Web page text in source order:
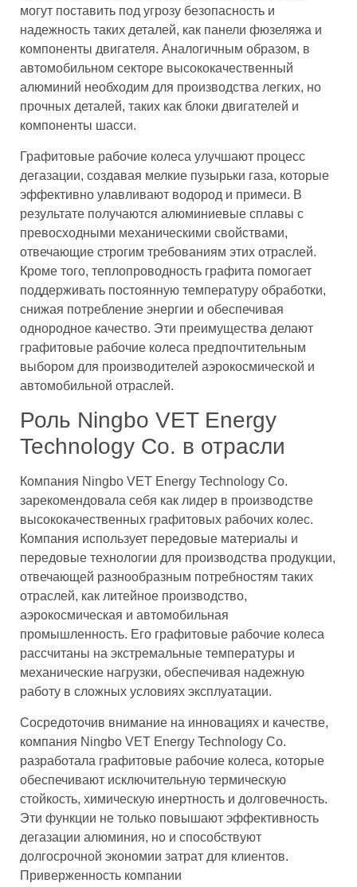
могут поставить под угрозу безопасность и
надежность таких деталей, как панели фюзеляжа и
компоненты двигателя. Аналогичным образом, в
автомобильном секторе высококачественный
алюминий необходим для производства легких, но
прочных деталей, таких как блоки двигателей и
компоненты шасси.
Графитовые рабочие колеса улучшают процесс
дегазации, создавая мелкие пузырьки газа, которые
эффективно улавливают водород и примеси. В
результате получаются алюминиевые сплавы с
превосходными механическими свойствами,
отвечающие строгим требованиям этих отраслей.
Кроме того, теплопроводность графита помогает
поддерживать постоянную температуру обработки,
снижая потребление энергии и обеспечивая
однородное качество. Эти преимущества делают
графитовые рабочие колеса предпочтительным
выбором для производителей аэрокосмической и
автомобильной отраслей.
Роль Ningbo VET Energy
Technology Co. в отрасли
Компания Ningbo VET Energy Technology Co.
зарекомендовала себя как лидер в производстве
высококачественных графитовых рабочих колес.
Компания использует передовые материалы и
передовые технологии для производства продукции,
отвечающей разнообразным потребностям таких
отраслей, как литейное производство,
аэрокосмическая и автомобильная
промышленность. Его графитовые рабочие колеса
рассчитаны на экстремальные температуры и
механические нагрузки, обеспечивая надежную
работу в сложных условиях эксплуатации.
Сосредоточив внимание на инновациях и качестве,
компания Ningbo VET Energy Technology Co.
разработала графитовые рабочие колеса, которые
обеспечивают исключительную термическую
стойкость, химическую инертность и долговечность.
Эти функции не только повышают эффективность
дегазации алюминия, но и способствуют
долгосрочной экономии затрат для клиентов.
Приверженность компании